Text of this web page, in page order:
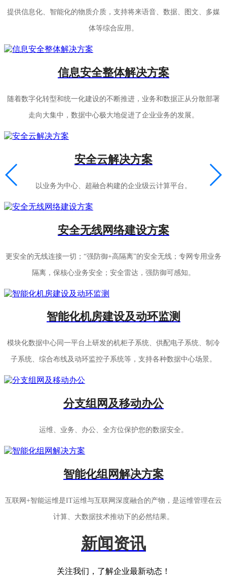
提供信息化、智能化的物质介质，支持将来语音、数据、图文、多媒
体等综合应用。
信息安全整体解决方案
随着数字化转型和统一化建设的不断推进，业务和数据正从分散部署
走向大集中，数据中心极大地促进了企业业务的发展。
安全云解决方案
以业务为中心、超融合构建的企业级云计算平台。
安全无线网络建设方案
更安全的无线连接一切；“强防御+高隔离”的安全无线；专网专用业务
隔离，保核心业务安全；安全雷达，强防御可感知。
智能化机房建设及动环监测
模块化数据中心同一平台上研发的机柜子系统、供配电子系统、制冷
子系统、综合布线及动环监控子系统等，支持各种数据中心场景。
分支组网及移动办公
运维、业务、办公、全方位保护您的数据安全。
智能化组网解决方案
互联网+智能运维是IT运维与互联网深度融合的产物，是运维管理在云
计算、大数据技术推动下的必然结果。
新闻资讯
关注我们，了解企业最新动态！